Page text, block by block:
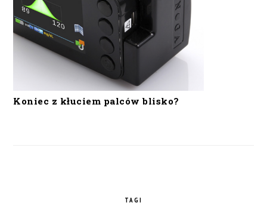
Koniec z kłuciem palców blisko?
TAGI